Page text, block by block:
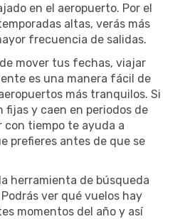
en el aeropuerto. Por el
altas, verás más
frecuencia de salidas.
mover tus fechas, viajar
es una manera fácil de
más tranquilos. Si
y caen en periodos de
con tiempo te ayuda a
prefieres antes de que se
herramienta de búsqueda
ver qué vuelos hay
momentos del año y así